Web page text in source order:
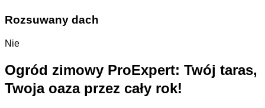
Rozsuwany dach
Nie
Ogród zimowy ProExpert: Twój taras,
Twoja oaza przez cały rok!